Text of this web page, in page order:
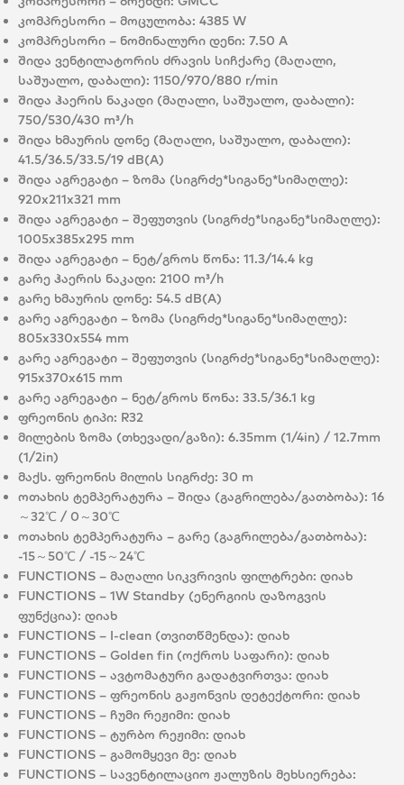
კომპრესორი – მოცულობა: 4385 W
კომპრესორი – ნომინალური დენი: 7.50 A
შიდა ვენტილატორის ძრავის სიჩქარე (მაღალი,
საშუალო, დაბალი): 1150/970/880 r/min
შიდა ჰაერის ნაკადი (მაღალი, საშუალო, დაბალი):
750/530/430 m³/h
შიდა ხმაურის დონე (მაღალი, საშუალო, დაბალი):
41.5/36.5/33.5/19 dB(A)
შიდა აგრეგატი – ზომა (სიგრძე*სიგანე*სიმაღლე):
920x211x321 mm
შიდა აგრეგატი – შეფუთვის (სიგრძე*სიგანე*სიმაღლე):
1005x385x295 mm
შიდა აგრეგატი – ნეტ/გროს წონა: 11.3/14.4 kg
გარე ჰაერის ნაკადი: 2100 m³/h
გარე ხმაურის დონე: 54.5 dB(A)
გარე აგრეგატი – ზომა (სიგრძე*სიგანე*სიმაღლე):
805x330x554 mm
გარე აგრეგატი – შეფუთვის (სიგრძე*სიგანე*სიმაღლე):
915x370x615 mm
გარე აგრეგატი – ნეტ/გროს წონა: 33.5/36.1 kg
ფრეონის ტიპი: R32
მილების ზომა (თხევადი/გაზი): 6.35mm (1/4in) / 12.7mm
(1/2in)
მაქს. ფრეონის მილის სიგრძე: 30 m
ოთახის ტემპერატურა – შიდა (გაგრილება/გათბობა): 16
～32℃ / 0～30℃
ოთახის ტემპერატურა – გარე (გაგრილება/გათბობა):
-15～50℃ / -15～24℃
FUNCTIONS – მაღალი სიკვრივის ფილტრები: დიახ
FUNCTIONS – 1W Standby (ენერგიის დაზოგვის
ფუნქცია): დიახ
FUNCTIONS – I-clean (თვითწმენდა): დიახ
FUNCTIONS – Golden fin (ოქროს საფარი): დიახ
FUNCTIONS – ავტომატური გადატვირთვა: დიახ
FUNCTIONS – ფრეონის გაჟონვის დეტექტორი: დიახ
FUNCTIONS – ჩუმი რეჟიმი: დიახ
FUNCTIONS – ტურბო რეჟიმი: დიახ
FUNCTIONS – გამომყევი მე: დიახ
FUNCTIONS – სავენტილაციო ჟალუზის მეხსიერება: